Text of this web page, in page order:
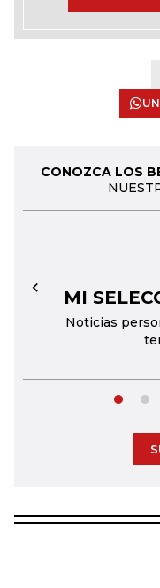
CONOZCA LOS
MI
Noticias
←